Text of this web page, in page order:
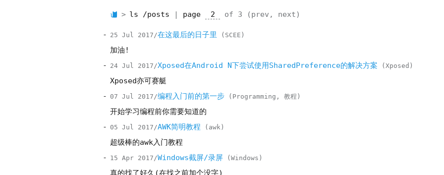
ls /posts page of 3 (prev , next)
25 Jul 2017 在这最后的日子里 SCEE
加油!
24 Jul 2017 Xposed在Android N下尝试使用SharedPreference的解决方案 Xposed
Xposed亦可赛艇
07 Jul 2017 编程入门前的第一步 Programming 教程
开始学习编程前你需要知道的
05 Jul 2017 AWK简明教程 awk
超级棒的awk入门教程
15 Apr 2017 Windows截屏/录屏 Windows
真的找了好久(在找之前加个没字)